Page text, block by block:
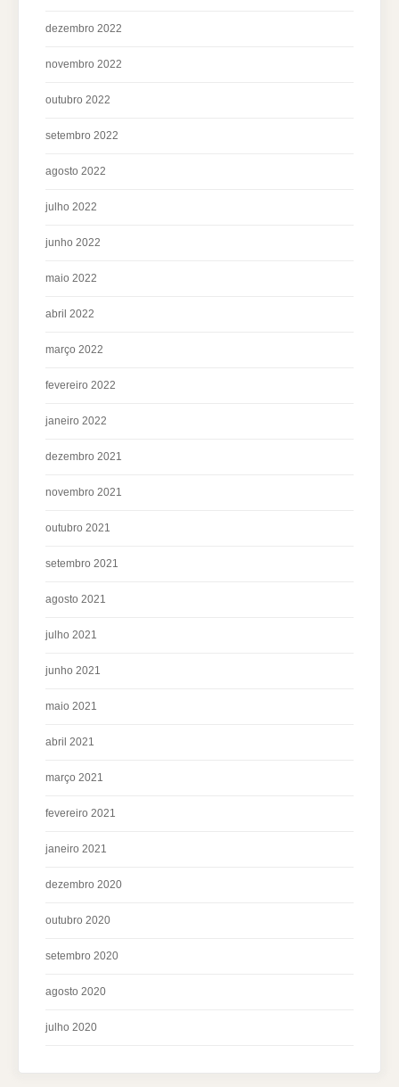
dezembro 2022
novembro 2022
outubro 2022
setembro 2022
agosto 2022
julho 2022
junho 2022
maio 2022
abril 2022
março 2022
fevereiro 2022
janeiro 2022
dezembro 2021
novembro 2021
outubro 2021
setembro 2021
agosto 2021
julho 2021
junho 2021
maio 2021
abril 2021
março 2021
fevereiro 2021
janeiro 2021
dezembro 2020
outubro 2020
setembro 2020
agosto 2020
julho 2020